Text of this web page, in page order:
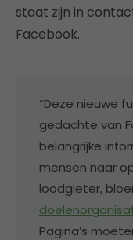
staat zijn in
Facebook.
“Deze nieuwe
gedachte van
belangrijke
mensen naar
loodgieter,
Pagina’s